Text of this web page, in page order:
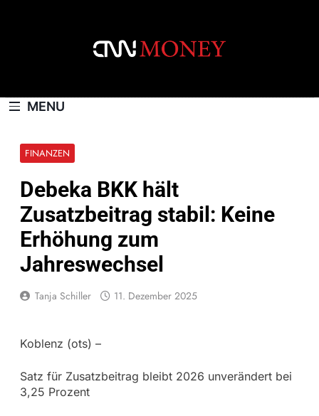
MENU
FINANZEN
Debeka BKK hält
Zusatzbeitrag stabil: Keine
Erhöhung zum
Jahreswechsel
Tanja Schiller 11. Dezember 2025
Koblenz (ots) –
Satz für Zusatzbeitrag bleibt 2026 unverändert bei
3,25 Prozent